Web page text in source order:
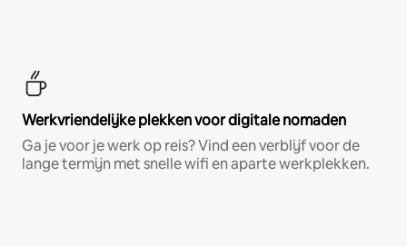
Werkvriendelijke plekken voor digitale nomaden
Ga je voor je werk op reis? Vind een verblijf voor de
lange termijn met snelle wifi en aparte werkplekken.